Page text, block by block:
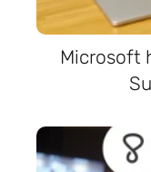
Microsoft